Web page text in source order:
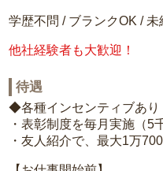
学歴不問 / ブランクOK /
他社経験者も大歓迎！
待遇
◆各種インセンティブあり
・表彰制度を毎月実施（5
・友人紹介で、最大1万